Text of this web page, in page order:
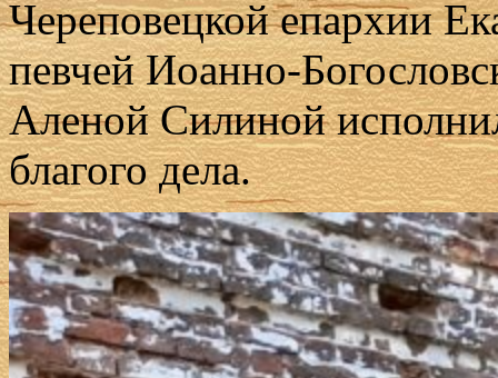
Череповецкой епархии
певчей Иоанно-
Аленой Силиной
благого дела.